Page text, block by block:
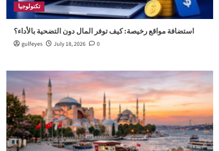
تكنولوجيا
استضافة مواقع رخيصة: كيف توفر المال دون التضحية بالأداء؟
gulfeyes July 18, 2026 0